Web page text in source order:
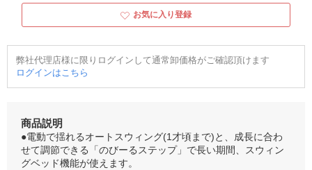
お気に入り登録
弊社代理店様に限りログインして通常卸価格がご確認頂けます
ログインはこちら
商品説明
●電動で揺れるオートスウィング(1才頃まで)と、成長に合わ
せて調節できる「のびーるステップ」で長い期間、スウィン
グベッド機能が使えます。